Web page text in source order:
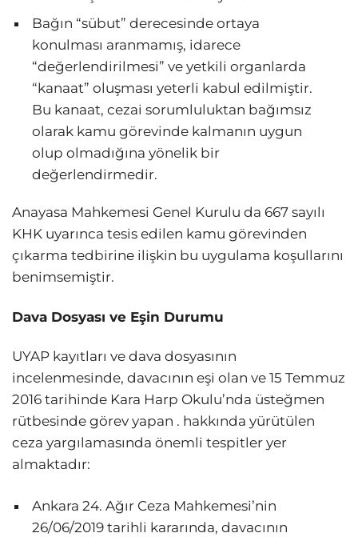
Bağın “sübut” derecesinde ortaya
konulması aranmamış, idarece
“değerlendirilmesi” ve yetkili organlarda
“kanaat” oluşması yeterli kabul edilmiştir.
Bu kanaat, cezai sorumluluktan bağımsız
olarak kamu görevinde kalmanın uygun
olup olmadığına yönelik bir
değerlendirmedir.
Anayasa Mahkemesi Genel Kurulu da 667 sayılı
KHK uyarınca tesis edilen kamu görevinden
çıkarma tedbirine ilişkin bu uygulama koşullarını
benimsemiştir.
Dava Dosyası ve Eşin Durumu
UYAP kayıtları ve dava dosyasının
incelenmesinde, davacının eşi olan ve 15 Temmuz
2016 tarihinde Kara Harp Okulu’nda üsteğmen
rütbesinde görev yapan . hakkında yürütülen
ceza yargılamasında önemli tespitler yer
almaktadır:
Ankara 24. Ağır Ceza Mahkemesi’nin
26/06/2019 tarihli kararında, davacının